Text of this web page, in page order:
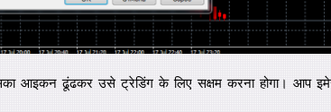
आइकन ढूंढकर उसे ट्रेडिंग के लिए सक्षम करना होगा। आप